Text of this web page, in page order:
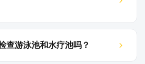
查游泳池和水疗池吗？